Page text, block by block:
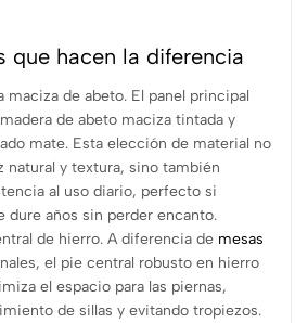
que hacen la diferencia
maciza de abeto. El panel principal
de abeto maciza tintada y
mate. Esta elección de material no
natural y textura, sino también
al uso diario, perfecto si
dure años sin perder encanto.
de hierro. A diferencia de mesas
el pie central robusto en hierro
el espacio para las piernas,
de sillas y evitando tropiezos.